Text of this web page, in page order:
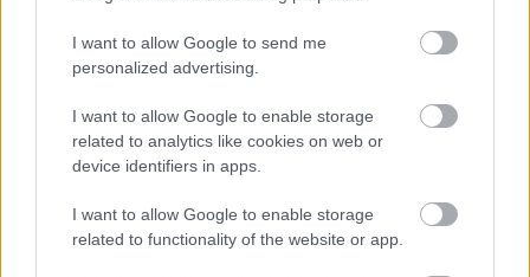
I want to allow Google to send me
personalized advertising.
I want to allow Google to enable storage
related to analytics like cookies on web or
device identifiers in apps.
I want to allow Google to enable storage
related to functionality of the website or app.